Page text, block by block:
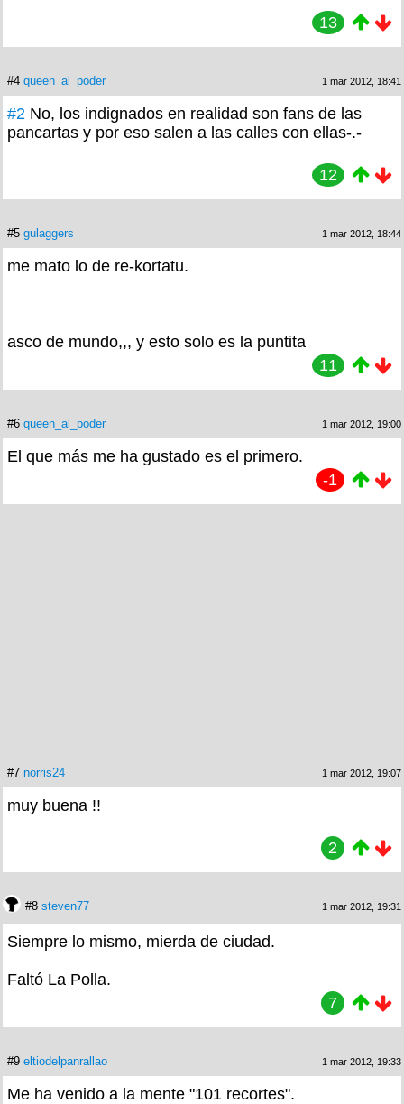
13
#4 queen_al_poder 1 mar 2012, 18:41
#2 No, los indignados en realidad son fans de las
pancartas y por eso salen a las calles con ellas-.-
12
#5 gulaggers 1 mar 2012, 18:44
me mato lo de re-kortatu.
asco de mundo,,, y esto solo es la puntita
11
#6 queen_al_poder 1 mar 2012, 19:00
El que más me ha gustado es el primero.
-1
#7 norris24 1 mar 2012, 19:07
muy buena !!
2
#8 steven77 1 mar 2012, 19:31
Siempre lo mismo, mierda de ciudad.
Faltó La Polla.
7
#9 eltiodelpanrallao 1 mar 2012, 19:33
Me ha venido a la mente "101 recortes".